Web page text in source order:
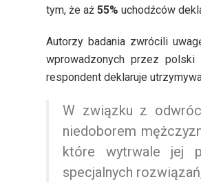
tym, że aż 55% uchodźców
Autorzy badania zwrócili
wprowadzonych przez
respondent deklaruje
W związku z
niedoborem
które wytrwale jej
specjalnych